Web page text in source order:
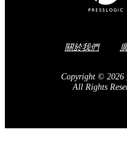
關於我們
Copyright © 2026
All Rights